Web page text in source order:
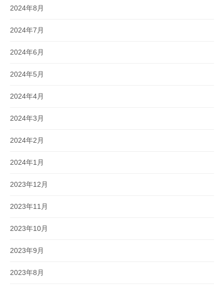
2024年8月
2024年7月
2024年6月
2024年5月
2024年4月
2024年3月
2024年2月
2024年1月
2023年12月
2023年11月
2023年10月
2023年9月
2023年8月